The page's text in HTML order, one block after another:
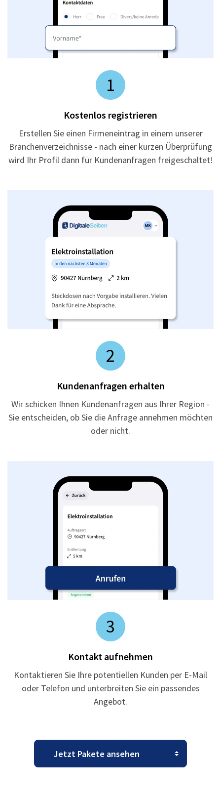
1
Kostenlos registrieren
Erstellen Sie einen Firmeneintrag in einem unserer
Branchenverzeichnisse - nach einer kurzen Überprüfung
wird Ihr Profil dann für Kundenanfragen freigeschaltet!
2
Kundenanfragen erhalten
Wir schicken Ihnen Kundenanfragen aus Ihrer Region -
Sie entscheiden, ob Sie die Anfrage annehmen möchten
oder nicht.
3
Kontakt aufnehmen
Kontaktieren Sie Ihre potentiellen Kunden per E-Mail
oder Telefon und unterbreiten Sie ein passendes
Angebot.